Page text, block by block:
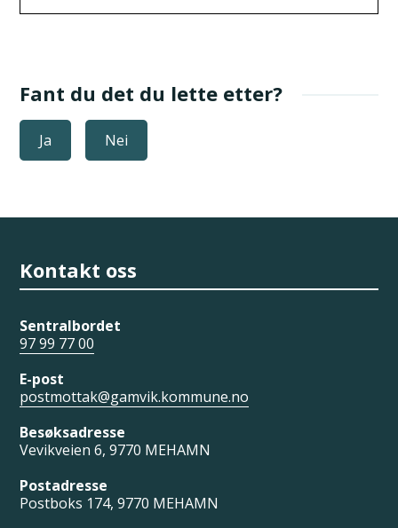
Fant du det du lette etter?
Ja Nei
Kontakt oss
Sentralbordet
97 99 77 00
E-post
postmottak@gamvik.kommune.no
Besøksadresse
Vevikveien 6, 9770 MEHAMN
Postadresse
Postboks 174, 9770 MEHAMN